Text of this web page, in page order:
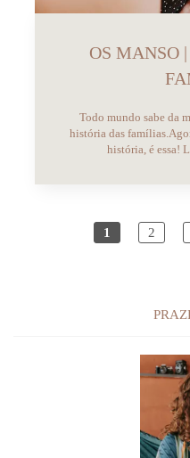
OS MANSO
Todo mundo sabe da
história das
história, é essa!
1 2